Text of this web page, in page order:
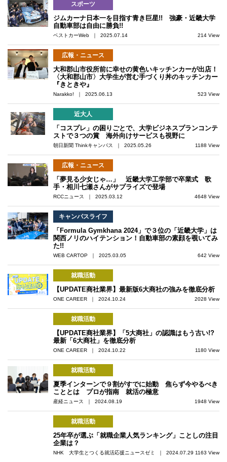
スポーツ
ジムカーナ日本一を目指す青き巨星!! 強豪・近畿大学
自動車部は自由に勝負!!
ベストカーWeb ｜ 2025.07.14 214 View
広報・ニュース
大和郡山市役所前に幸せの黄色いキッチンカーが出店！
〈大和郡山市〉大学生が営む手づくり丼のキッチンカー
『きときや』
Narakko! ｜ 2025.06.13 523 View
近大人
「コスプレ」の困りごとで、大学ビジネスプランコンテ
ストで３つの賞 海外向けサービスも視野に
朝日新聞 Thinkキャンパス ｜ 2025.05.26 1188 View
広報・ニュース
「夢見る少女じゃ…」 近畿大学工学部で卒業式 歌
手・相川七瀬さんがサプライズで登場
RCCニュース ｜ 2025.03.12 4648 View
キャンパスライフ
「Formula Gymkhana 2024」で３位の「近畿大学」は
関西ノリのハイテンション！自動車部の素顔を覗いてみ
た!!
WEB CARTOP ｜ 2025.03.05 642 View
就職活動
【UPDATE商社業界】最新版6大商社の強みを徹底分析
ONE CAREER ｜ 2024.10.24 2028 View
就職活動
【UPDATE商社業界】「5大商社」の認識はもう古い!?
最新「6大商社」を徹底分析
ONE CAREER ｜ 2024.10.22 1180 View
就職活動
夏季インターンで９割がすでに始動 焦らず今やるべき
こととは プロが指南 就活の極意
産経ニュース ｜ 2024.08.19 1948 View
就職活動
25年卒が選ぶ「就職企業人気ランキング」ことしの注目
企業は？
NHK 大学生とつくる就活応援ニュースゼミ ｜ 2024.07.29 1163 View